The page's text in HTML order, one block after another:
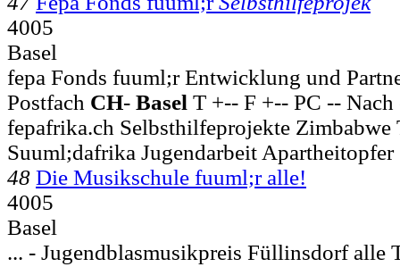
4005
Basel
fepa Fonds fuuml;r Entwicklung und
Postfach CH- Basel T +-- F +-- PC --
fepafrika.ch Selbsthilfeprojekte Zimbabwe
Suuml;dafrika Jugendarbeit Apartheitopfer
48 Die Musikschule fuuml;r alle!
4005
Basel
... - Jugendblasmusikpreis Füllinsdorf alle